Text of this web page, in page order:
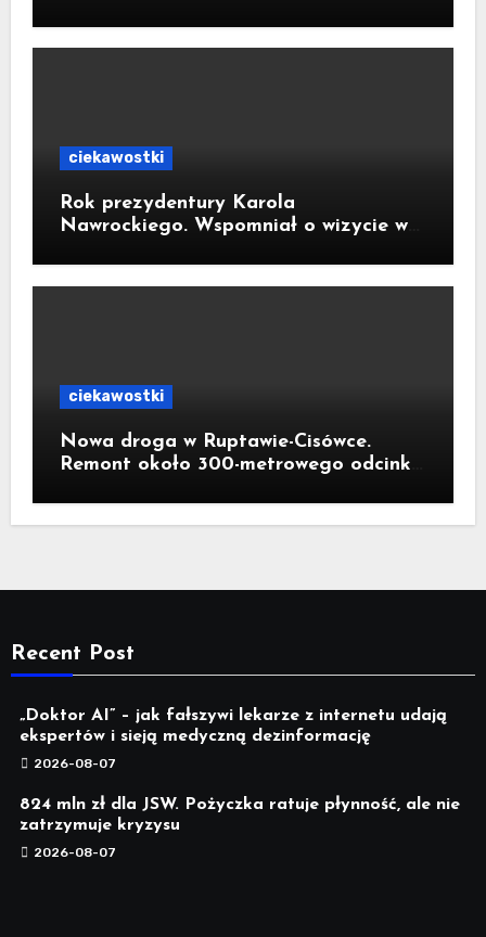
ciekawostki
Rok prezydentury Karola
Nawrockiego. Wspomniał o wizycie w
Krzemień
ciekawostki
Nowa droga w Ruptawie-Cisówce.
Remont około 300-metrowego odcinka
złotych
Recent Post
„Doktor AI” – jak fałszywi lekarze z internetu udają
ekspertów i sieją medyczną dezinformację
2026-08-07
824 mln zł dla JSW. Pożyczka ratuje płynność, ale nie
zatrzymuje kryzysu
2026-08-07